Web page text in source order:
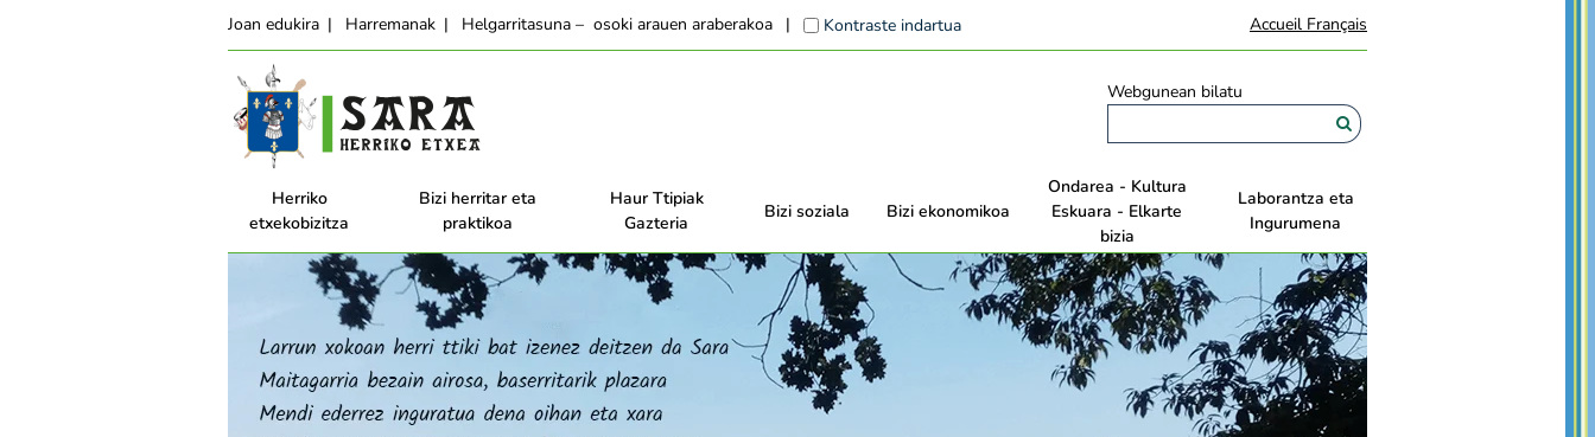
Joan edukira Harremanak Helgarritasuna – osoki arauen araberakoa Kontraste indartua Accueil Français
Webgunean bilatu
Herriko
etxekobizitza
Bizi herritar eta
praktikoa
Haur Ttipiak
Gazteria
Bizi soziala Bizi ekonomikoa
Ondarea - Kultura
Eskuara - Elkarte
bizia
Laborantza eta
Ingurumena